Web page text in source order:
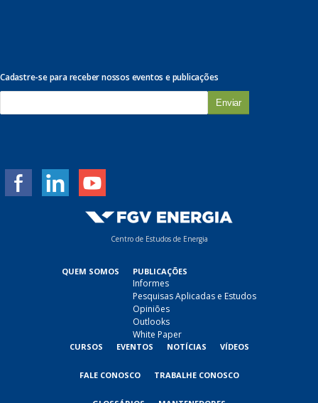
Cadastre-se para receber nossos eventos e publicações
m
Centro de Estudos de Energia
QUEM SOMOS PUBLICAÇÕES
Informes
Pesquisas Aplicadas e Estudos
Opiniões
Outlooks
White Paper
CURSOS EVENTOS NOTÍCIAS VÍDEOS
FALE CONOSCO TRABALHE CONOSCO